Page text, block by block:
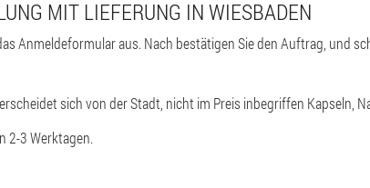
MIT LIEFERUNG IN WIESBADEN
Anmeldeformular aus. Nach bestätigen Sie den Auftrag, und
sich von der Stadt, nicht im Preis inbegriffen Kapseln,
2-3 Werktagen.